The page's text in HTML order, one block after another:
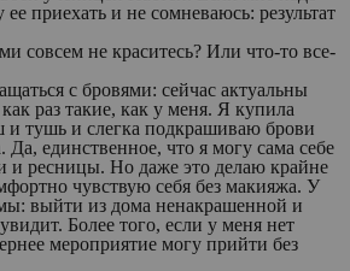
приехать и не сомневаюсь: результат
совсем не краситесь? Или что-то все-
с бровями: сейчас актуальны
раз такие, как у меня. Я купила
и тушь и слегка подкрашиваю брови
единственное, что я могу сама себе
и ресницы. Но даже это делаю крайне
чувствую себя без макияжа. У
выйти из дома ненакрашенной и
Более того, если у меня нет
мероприятие могу прийти без